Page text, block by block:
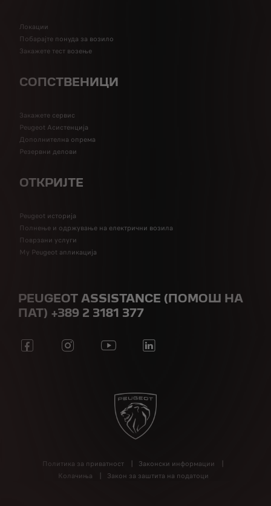
Локации
Побарајте понуда за возило
Закажете тест возење
СОПСТВЕНИЦИ
Закажете сервис
Peugeot Асистенција
Дополнителна опрема
Резервни делови
ОТКРИЈТЕ
Peugeot историја
Полнење и одржување на електрични возила
Поврзани услуги
My Peugeot апликација
PEUGEOT ASSISTANCE (ПОМОШ НА
ПАТ) +389 2 3181 377
Политика за приватност
Законски информации
Колачиња
Закон за заштита на податоци